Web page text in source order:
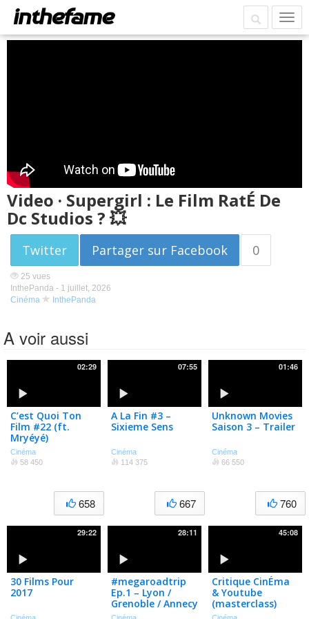
Video · Supergirl : Le Film RatÉ De
Dc Studios ? 💥
Twitter Partager sur Facebook 0
25 vues
InthePanda - 1 juillet, 2026
Cinéma
InthePanda
A voir aussi
02:29
C’est Quoi Ton
Film #22 (ft.
Mryéyé)
Cinéma
58 450
658
07:55
A La Fin #3 –
Sixieme Sens
Cinéma
114 375
667
01:46
Unknown Movies
Saison 3 – Trailer
Cinéma
66 550
760
29:22
30 Films Pour
2017
28:11
#megaroadtrip
Ep.1 – Lyon /
Grenoble / Annecy
45:08
Critique CinÉma
& Youtube
(masterclass)